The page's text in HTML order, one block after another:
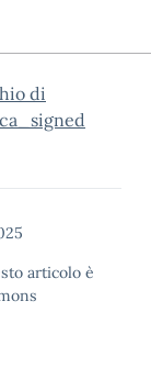
di
articolo è